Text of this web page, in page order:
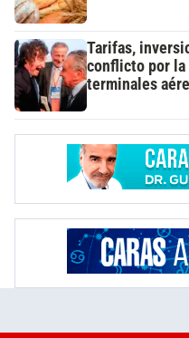
Tarifas,
conflicto por la
terminales